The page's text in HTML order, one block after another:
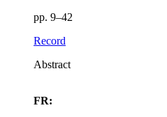
pp. 9–42
Record
Abstract
FR: